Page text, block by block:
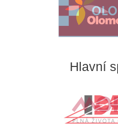
Hlavní